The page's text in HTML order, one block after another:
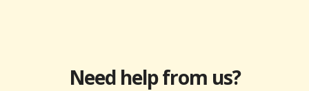
Need help from us?